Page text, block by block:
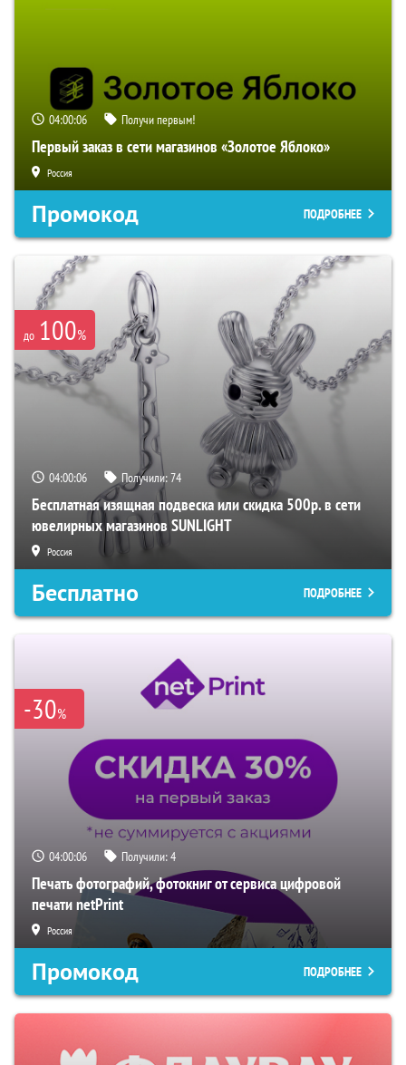
04:00:06 Получи первым!
Первый заказ в сети магазинов «Золотое Яблоко»
Россия
Промокод ПОДРОБНЕЕ
до 100%
04:00:06 Получили:74
Бесплатная изящная подвеска или скидка 500р. в сети
ювелирных магазинов SUNLIGHT
Россия
Бесплатно ПОДРОБНЕЕ
-30%
04:00:06 Получили:4
Печать фотографий, фотокниг от сервиса цифровой
печати netPrint
Россия
Промокод ПОДРОБНЕЕ